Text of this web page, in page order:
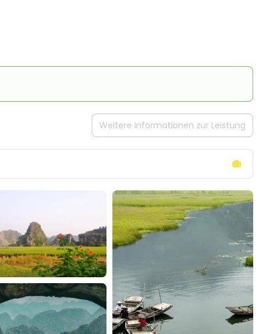
Weitere Informationen zur Leistung